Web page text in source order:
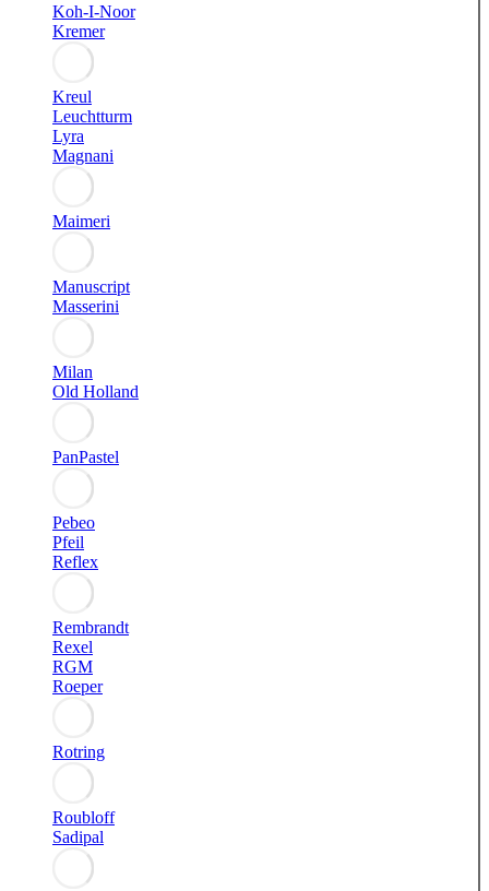
Koh-I-Noor
Kremer
Kreul
Leuchtturm
Lyra
Magnani
Maimeri
Manuscript
Masserini
Milan
Old Holland
PanPastel
Pebeo
Pfeil
Reflex
Rembrandt
Rexel
RGM
Roeper
Rotring
Roubloff
Sadipal